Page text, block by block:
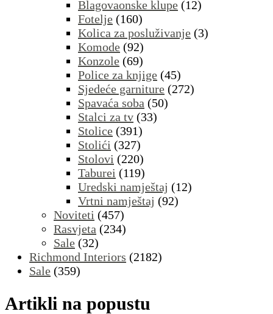
Blagovaonske klupe (12)
Fotelje (160)
Kolica za posluživanje (3)
Komode (92)
Konzole (69)
Police za knjige (45)
Sjedeće garniture (272)
Spavaća soba (50)
Stalci za tv (33)
Stolice (391)
Stolići (327)
Stolovi (220)
Taburei (119)
Uredski namještaj (12)
Vrtni namještaj (92)
Noviteti (457)
Rasvjeta (234)
Sale (32)
Richmond Interiors (2182)
Sale (359)
Artikli na popustu